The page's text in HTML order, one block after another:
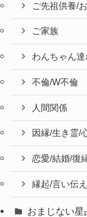
ご先祖供養/
ご家族
わんちゃん
不倫/W不倫
人間関係
因縁/生き霊/
恋愛/結婚/復
縁起/言い伝
おまじない星